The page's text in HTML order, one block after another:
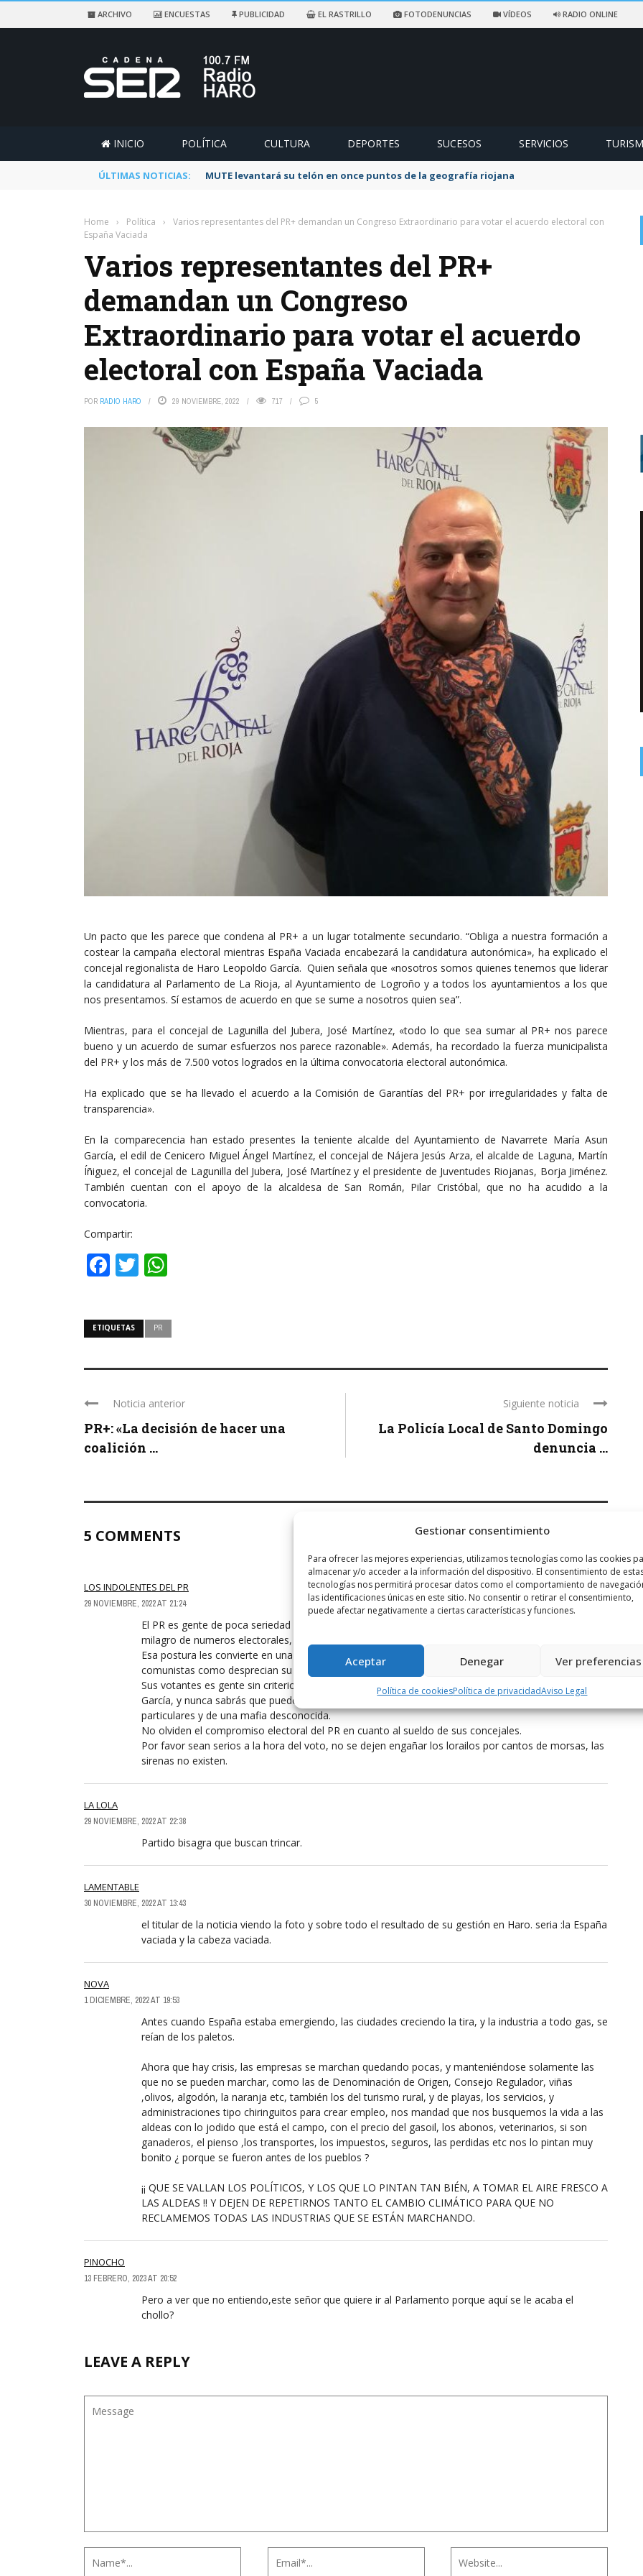
Gestionar consentimiento
Para ofrecer las mejores experiencias, utilizamos tecnologías como las cookies
almacenar y/o acceder a la información del dispositivo. El consentimiento de
tecnologías nos permitirá procesar datos como el comportamiento de
las identificaciones únicas en este sitio. No consentir o retirar el consentimiento,
puede afectar negativamente a ciertas características y funciones.
Aceptar Denegar Ver preferencias
Política de cookiesPolítica de privacidadAviso Legal
ARCHIVO ENCUESTAS PUBLICIDAD EL RASTRILLO FOTODENUNCIAS VÍDEOS RADIO ONLINE
INICIO POLÍTICA CULTURA DEPORTES SUCESOS SERVICIOS
ÚLTIMAS NOTICIAS: Rescatado un ciclista accidentado en un sendero de Ezcaray
Home › Política ›
Varios representantes del PR+ demandan un Congreso Extraordinario para votar el acuerdo electoral con
España Vaciada
Varios representantes del PR+
demandan un Congreso
Extraordinario para votar el acuerdo
electoral con España Vaciada
POR RADIO HARO 29 NOVIEMBRE, 2022 717 5
Un pacto que les parece que condena al PR+ a un lugar totalmente secundario. “Obliga a nuestra formación a
costear la campaña electoral mientras España Vaciada encabezará la candidatura autonómica», ha explicado el
concejal regionalista de Haro Leopoldo García. Quien señala que «nosotros somos quienes tenemos que liderar
la candidatura al Parlamento de La Rioja, al Ayuntamiento de Logroño y a todos los ayuntamientos a los que
nos presentamos. Sí estamos de acuerdo en que se sume a nosotros quien sea”.
Mientras, para el concejal de Lagunilla del Jubera, José Martínez, «todo lo que sea sumar al PR+ nos parece
bueno y un acuerdo de sumar esfuerzos nos parece razonable». Además, ha recordado la fuerza municipalista
del PR+ y los más de 7.500 votos logrados en la última convocatoria electoral autonómica.
Ha explicado que se ha llevado el acuerdo a la Comisión de Garantías del PR+ por irregularidades y falta de
transparencia».
En la comparecencia han estado presentes la teniente alcalde del Ayuntamiento de Navarrete María Asun
García, el edil de Cenicero Miguel Ángel Martínez, el concejal de Nájera Jesús Arza, el alcalde de Laguna, Martín
Íñiguez, el concejal de Lagunilla del Jubera, José Martínez y el presidente de Juventudes Riojanas, Borja Jiménez.
También cuentan con el apoyo de la alcaldesa de San Román, Pilar Cristóbal, que no ha acudido a la
convocatoria.
Compartir:
Facebook
Twitter
ETIQUETAS PR
Noticia anterior
PR+: «La decisión de hacer una
coalición ...
Siguiente noticia
La Policía Local de Santo Domingo
denuncia ...
5 COMMENTS
LOS INDOLENTES DEL PR
29 NOVIEMBRE, 2022 AT 21:24
El PR es gente de poca seriedad y nulo compromiso. Tarambanas de la política esperando un
milagro de numeros electorales, para influir, más bien molestar, como en el caso de Haro.
Esa postura les convierte en una «peña» mentirosa sin proyecto definido, tan pronto apoyan a los
comunistas como desprecian su espacio político.
Sus votantes es gente sin criterio, ni ideas y de escasa formación. Prestas el voto a …………, como
García, y nunca sabrás que puede hacer con él. Será subastado en la cladestinidad para intereses
particulares y de una mafia desconocida.
No olviden el compromiso electoral del PR en cuanto al sueldo de sus concejales.
Por favor sean serios a la hora del voto, no se dejen engañar los lorailos por cantos de morsas, las
sirenas no existen.
LA LOLA
29 NOVIEMBRE, 2022 AT 22:38
Partido bisagra que buscan trincar.
LAMENTABLE
30 NOVIEMBRE, 2022 AT 13:43
el titular de la noticia viendo la foto y sobre todo el resultado de su gestión en Haro. seria :la España
vaciada y la cabeza vaciada.
NOVA
1 DICIEMBRE, 2022 AT 19:53
Antes cuando España estaba emergiendo, las ciudades creciendo la tira, y la industria a todo gas, se
reían de los paletos.
Ahora que hay crisis, las empresas se marchan quedando pocas, y manteniéndose solamente las
que no se pueden marchar, como las de Denominación de Origen, Consejo Regulador, viñas
,olivos, algodón, la naranja etc, también los del turismo rural, y de playas, los servicios, y
administraciones tipo chiringuitos para crear empleo, nos mandad que nos busquemos la vida a las
aldeas con lo jodido que está el campo, con el precio del gasoil, los abonos, veterinarios, si son
ganaderos, el pienso ,los transportes, los impuestos, seguros, las perdidas etc nos lo pintan muy
bonito ¿ porque se fueron antes de los pueblos ?
¡¡ QUE SE VALLAN LOS POLÍTICOS, Y LOS QUE LO PINTAN TAN BIÉN, A TOMAR EL AIRE FRESCO A
LAS ALDEAS !! Y DEJEN DE REPETIRNOS TANTO EL CAMBIO CLIMÁTICO PARA QUE NO
RECLAMEMOS TODAS LAS INDUSTRIAS QUE SE ESTÁN MARCHANDO.
PINOCHO
13 FEBRERO, 2023 AT 20:52
Pero a ver que no entiendo,este señor que quiere ir al Parlamento porque aquí se le acaba el
chollo?
LEAVE A REPLY